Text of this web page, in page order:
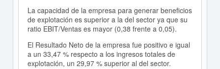
La capacidad de la empresa para generar beneficios
de explotación es superior a la del sector ya que su
ratio EBIT/Ventas es mayor (0,38 frente a 0,05).
El Resultado Neto de la empresa fue positivo e igual
a un 33,47 % respecto a los ingresos totales de
explotación, un 29,97 % superior al del sector.